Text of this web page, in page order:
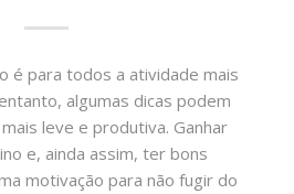
é para todos a atividade mais
algumas dicas podem
leve e produtiva. Ganhar
e, ainda assim, ter bons
motivação para não fugir do